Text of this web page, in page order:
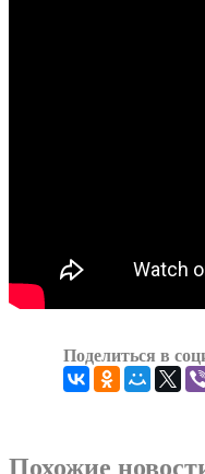
Поделиться в
Похожие